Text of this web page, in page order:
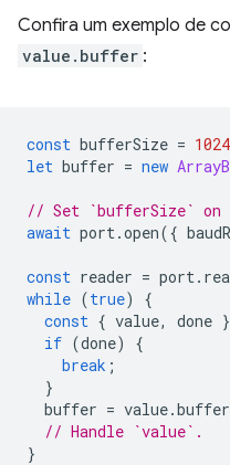
Confira um exemplo de
value.buffer :
const bufferSize = 1024
let buffer = new
// Set `bufferSize`
await port.open({
const reader = port.
while (true)
{
const { value, done }
if (done)
{
break ;
}
buffer = value.buffer
// Handle `value`.
}